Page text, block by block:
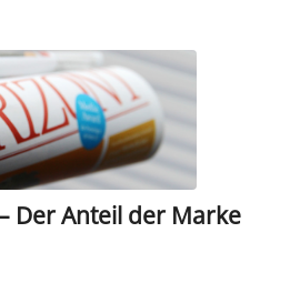
Der Anteil der Marke